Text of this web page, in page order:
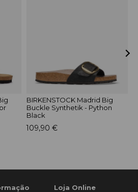
BIRKENSTOCK Madrid Big
Buckle Synthetik - Python
Black
109,90 €
Loja Online